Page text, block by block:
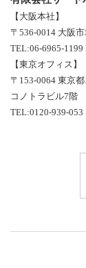
【大阪本社】
〒536-0014 大阪
TEL:06-6965-1199
【東京オフィス】
〒153-0064 東京
コノトラビル7階
TEL:0120-939-053